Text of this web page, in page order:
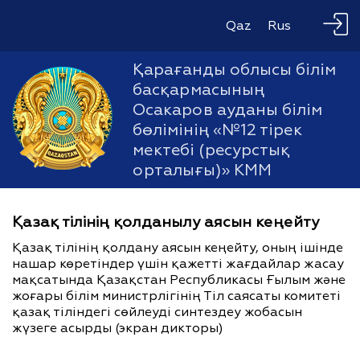
Qaz Rus
Қарағанды облысы білім
басқармасының
Осакаров ауданы білім
бөлімінің «№12 тірек
мектебі (ресурстық
орталығы)» КММ
Қазақ тілінің қолданылу аясын кеңейту
Қазақ тілінің қолдану аясын кеңейту, оның ішінде
нашар көретіндер үшін қажетті жағдайлар жасау
мақсатында Қазақстан Республикасы Ғылым және
жоғары білім министрлігінің Тіл саясаты комитеті
қазақ тіліндегі сөйлеуді синтездеу жобасын
жүзеге асырды (экран дикторы)